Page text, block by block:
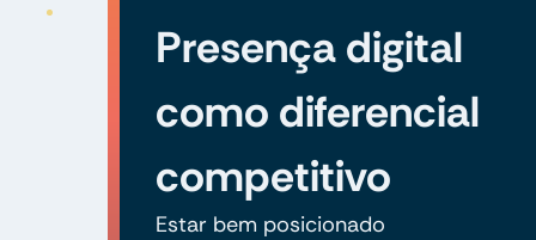
Presença digital
como diferencial
competitivo
Estar bem posicionado